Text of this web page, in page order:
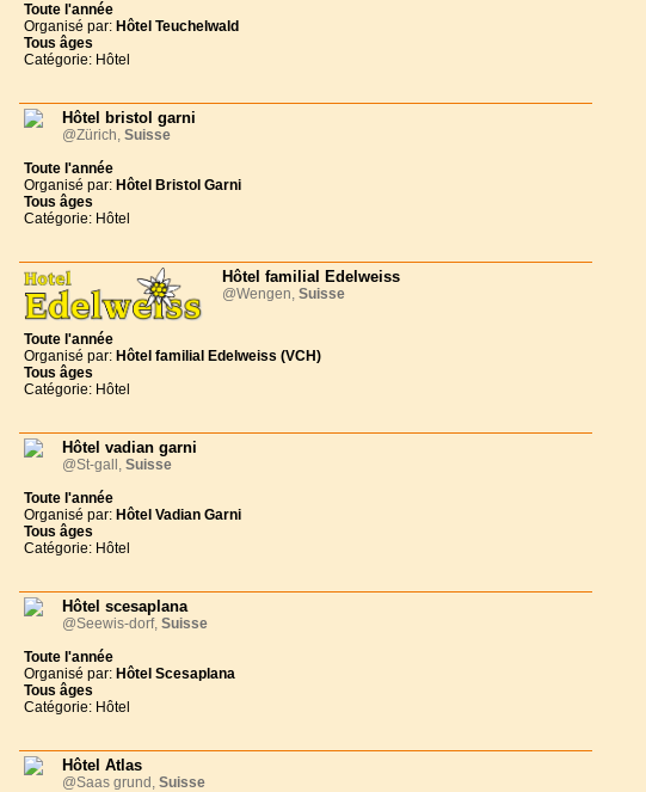
Toute l'année
Organisé par: Hôtel Teuchelwald
Tous âges
Catégorie: Hôtel
Hôtel bristol garni
@Zürich, Suisse
Toute l'année
Organisé par: Hôtel Bristol Garni
Tous âges
Catégorie: Hôtel
Hôtel familial Edelweiss
@Wengen, Suisse
Toute l'année
Organisé par: Hôtel familial Edelweiss (VCH)
Tous âges
Catégorie: Hôtel
Hôtel vadian garni
@St-gall, Suisse
Toute l'année
Organisé par: Hôtel Vadian Garni
Tous âges
Catégorie: Hôtel
Hôtel scesaplana
@Seewis-dorf, Suisse
Toute l'année
Organisé par: Hôtel Scesaplana
Tous âges
Catégorie: Hôtel
Hôtel Atlas
@Saas grund, Suisse